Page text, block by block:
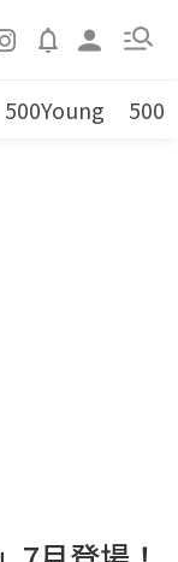
500Young 500